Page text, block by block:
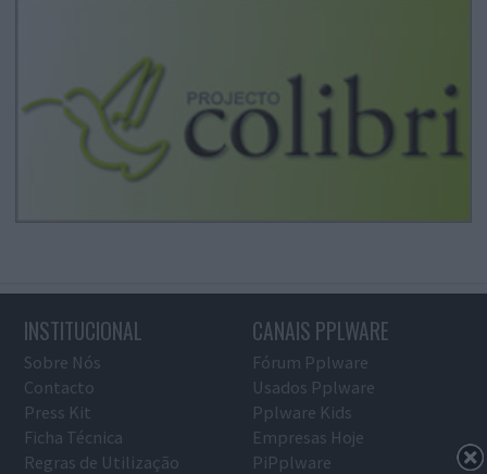
INSTITUCIONAL
Sobre Nós
Contacto
Press Kit
Ficha Técnica
Regras de Utilização
CANAIS PPLWARE
Fórum Pplware
Usados Pplware
Pplware Kids
Empresas Hoje
PiPplware